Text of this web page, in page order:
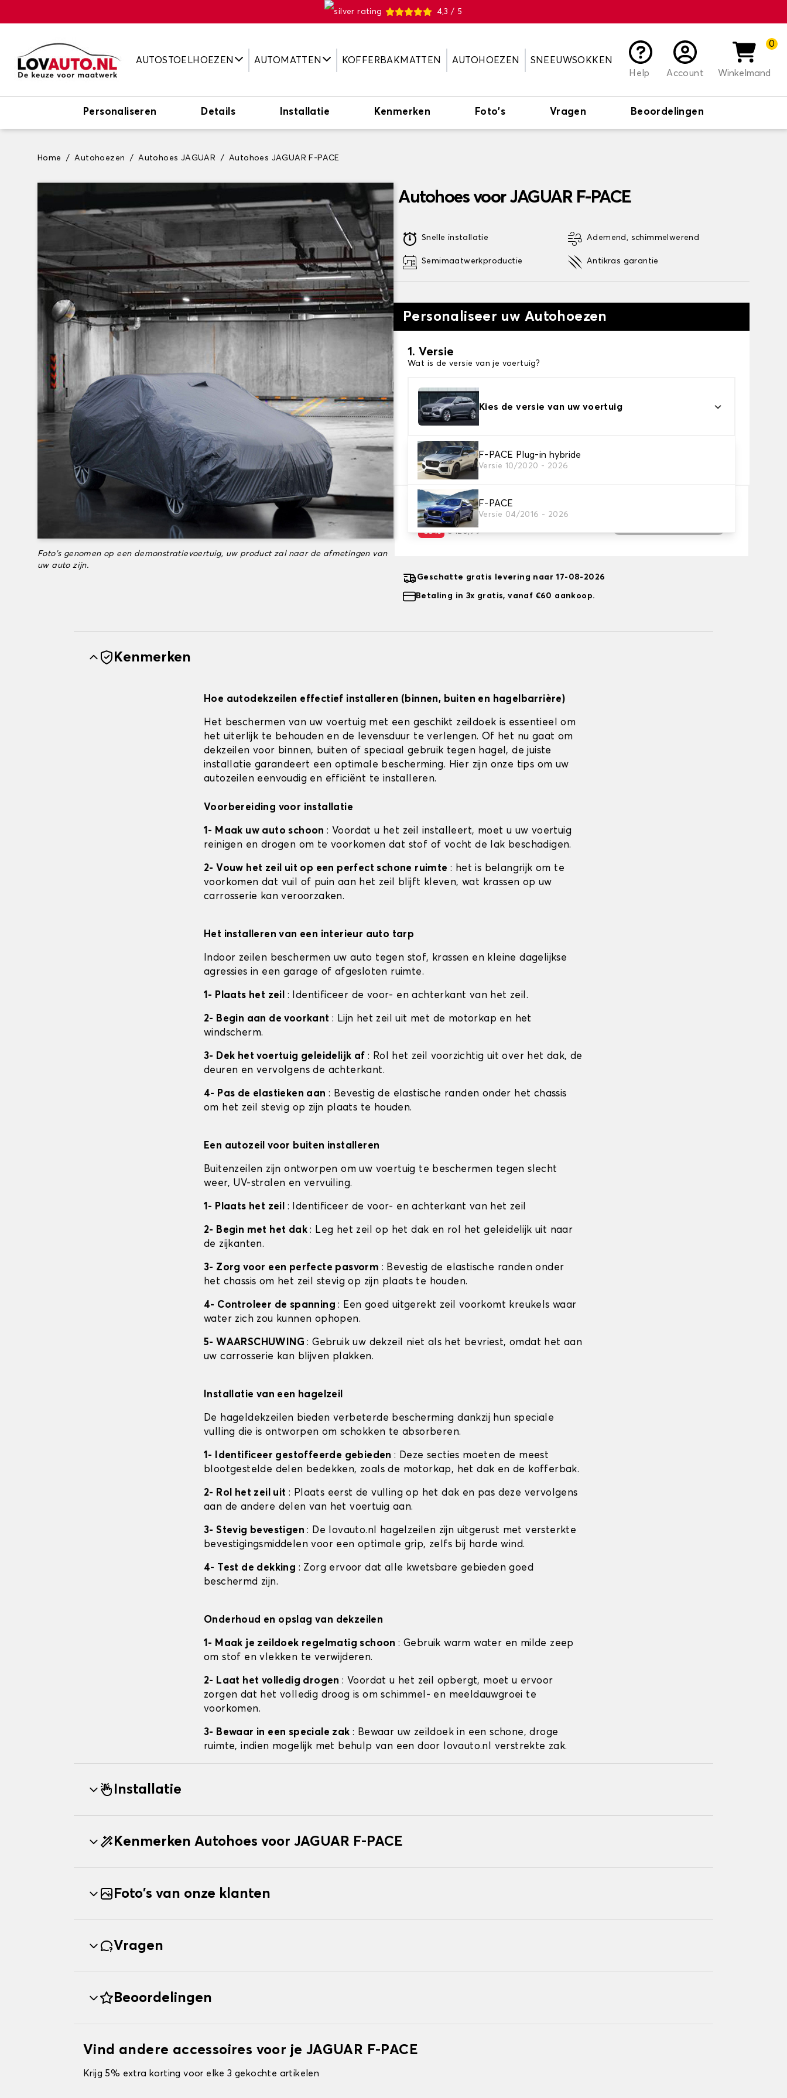
4,3 / 5
AUTOSTOELHOEZEN AUTOMATTEN KOFFERBAKMATTEN AUTOHOEZEN
SNEEUWSOKKEN
Help
Account
0
Winkelmand
Personaliseren Details Installatie Kenmerken Foto's Vragen Beoordelingen
Home Autohoezen Autohoes JAGUAR Autohoes JAGUAR F-PACE
Foto's genomen op een demonstratievoertuig, uw product zal naar de afmetingen van
uw auto zijn.
Autohoes voor JAGUAR F-PACE
Snelle installatie
Semimaatwerkproductie
Ademend, schimmelwerend
Antikras garantie
Personaliseer uw Autohoezen
1. Versie
Wat is de versie van je voertuig?
Kies de versie van uw voertuig
F-PACE Plug-in hybride
Versie 10/2020 - 2026
F-PACE
Versie 04/2016 - 2026
2. Beschermingsniveau
Kies de juiste beschermhoes voor uw behoeftes
€ 78,64
-35% € 120,99
Geschatte gratis levering naar 17-08-2026
Betaling in 3x gratis, vanaf €60 aankoop.
Kenmerken
Hoe autodekzeilen effectief installeren (binnen, buiten en hagelbarrière)
Het beschermen van uw voertuig met een geschikt zeildoek is essentieel om
het uiterlijk te behouden en de levensduur te verlengen. Of het nu gaat om
dekzeilen voor binnen, buiten of speciaal gebruik tegen hagel, de juiste
installatie garandeert een optimale bescherming. Hier zijn onze tips om uw
autozeilen eenvoudig en efficiënt te installeren.
Voorbereiding voor installatie
1- Maak uw auto schoon: Voordat u het zeil installeert, moet u uw voertuig
reinigen en drogen om te voorkomen dat stof of vocht de lak beschadigen.
2- Vouw het zeil uit op een perfect schone ruimte : het is belangrijk om te
voorkomen dat vuil of puin aan het zeil blijft kleven, wat krassen op uw
carrosserie kan veroorzaken.
Het installeren van een interieur auto tarp
Indoor zeilen beschermen uw auto tegen stof, krassen en kleine dagelijkse
agressies in een garage of afgesloten ruimte.
1- Plaats het zeil : Identificeer de voor- en achterkant van het zeil.
2- Begin aan de voorkant : Lijn het zeil uit met de motorkap en het
windscherm.
3- Dek het voertuig geleidelijk af : Rol het zeil voorzichtig uit over het dak, de
deuren en vervolgens de achterkant.
4- Pas de elastieken aan : Bevestig de elastische randen onder het chassis
om het zeil stevig op zijn plaats te houden.
Een autozeil voor buiten installeren
Buitenzeilen zijn ontworpen om uw voertuig te beschermen tegen slecht
weer, UV-stralen en vervuiling.
1- Plaats het zeil : Identificeer de voor- en achterkant van het zeil
2- Begin met het dak: Leg het zeil op het dak en rol het geleidelijk uit naar
de zijkanten.
3- Zorg voor een perfecte pasvorm : Bevestig de elastische randen onder
het chassis om het zeil stevig op zijn plaats te houden.
4- Controleer de spanning: Een goed uitgerekt zeil voorkomt kreukels waar
water zich zou kunnen ophopen.
5- WAARSCHUWING: Gebruik uw dekzeil niet als het bevriest, omdat het aan
uw carrosserie kan blijven plakken.
Installatie van een hagelzeil
De hageldekzeilen bieden verbeterde bescherming dankzij hun speciale
vulling die is ontworpen om schokken te absorberen.
1- Identificeer gestoffeerde gebieden: Deze secties moeten de meest
blootgestelde delen bedekken, zoals de motorkap, het dak en de kofferbak.
2- Rol het zeil uit : Plaats eerst de vulling op het dak en pas deze vervolgens
aan de andere delen van het voertuig aan.
3- Stevig bevestigen: De lovauto.nl hagelzeilen zijn uitgerust met versterkte
bevestigingsmiddelen voor een optimale grip, zelfs bij harde wind.
4- Test de dekking : Zorg ervoor dat alle kwetsbare gebieden goed
beschermd zijn.
Onderhoud en opslag van dekzeilen
1- Maak je zeildoek regelmatig schoon: Gebruik warm water en milde zeep
om stof en vlekken te verwijderen.
2- Laat het volledig drogen: Voordat u het zeil opbergt, moet u ervoor
zorgen dat het volledig droog is om schimmel- en meeldauwgroei te
voorkomen.
3- Bewaar in een speciale zak : Bewaar uw zeildoek in een schone, droge
ruimte, indien mogelijk met behulp van een door lovauto.nl verstrekte zak.
Installatie
Kenmerken Autohoes voor JAGUAR F-PACE
Foto's van onze klanten
Vragen
Beoordelingen
Vind andere accessoires voor je JAGUAR F-PACE
Krijg 5% extra korting voor elke 3 gekochte artikelen